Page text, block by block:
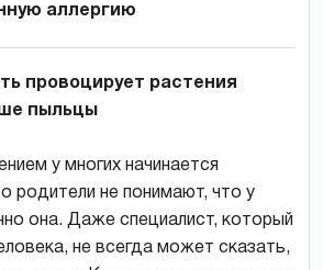
аллергию
провоцирует растения
пыльцы
у многих начинается
родители не понимают, что у
она. Даже специалист, который
не всегда может сказать,